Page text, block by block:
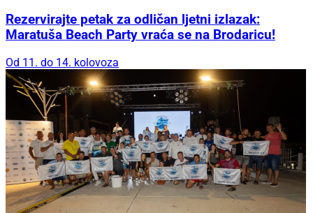
Rezervirajte petak za odličan ljetni izlazak:
Maratuša Beach Party vraća se na Brodaricu!
Od 11. do 14. kolovoza